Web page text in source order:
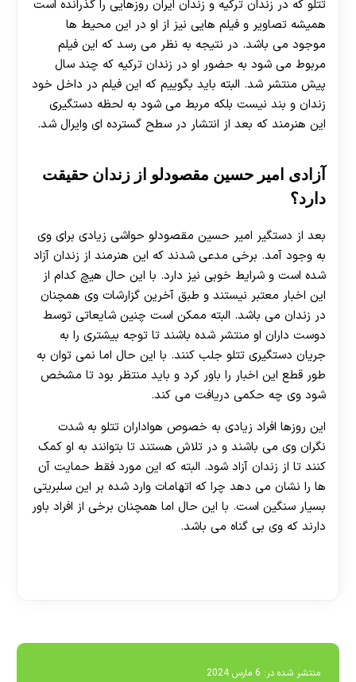
30 تا 50 درصد شارژ هدیه بیشتر فقط با ثبت نام در
هات بت
تتلو که در زندان ترکیه و زندان ایران روزهایی را گذرانده است
همیشه تصاویر و فیلم هایی نیز از او در این محیط ها
موجود می باشد. در نتیجه به نظر می رسد که این فیلم
مربوط می شود به حضور او در زندان ترکیه که چند سال
پیش منتشر شد. البته باید بگوییم که این فیلم در داخل خود
زندان و بند نیست بلکه مربط می شود به لحظه دستگیری
این هنرمند که بعد از انتشار در سطح گسترده ای وایرال شد.
آزادی امیر حسین مقصودلو از زندان حقیقت
دارد؟
بعد از دستگیر امیر حسین مقصودلو حواشی زیادی برای وی
به وجود آمد. برخی مدعی شدند که این هنرمند از زندان آزاد
شده است و شرایط خوبی نیز دارد. با این حال هیچ کدام از
این اخبار معتبر نیستند و طبق آخرین گزارشات وی همچنان
در زندان می باشد. البته ممکن است چنین شایعاتی توسط
دوست داران او منتشر شده باشند تا توجه بیشتری را به
جریان دستگیری تتلو جلب کنند. با این حال اما نمی توان به
طور قطع این اخبار را باور کرد و باید منتظر بود تا مشخص
شود وی چه حکمی دریافت می کند.
این روزها افراد زیادی به خصوص هواداران تتلو به شدت
نگران وی می باشند و در تلاش هستند تا بتوانند به او کمک
کنند تا از زندان آزاد شود. البته که این مورد فقط حمایت آن
ها را نشان می دهد چرا که اتهامات وارد شده بر این سلبریتی
بسیار سنگین است. با این حال اما همچنان برخی از افراد باور
دارند که وی بی گناه می باشد.
منتشر شده در: 6 مارس 2024